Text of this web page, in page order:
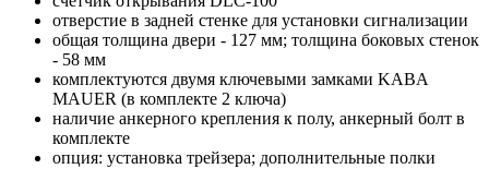
отверстие в задней стенке для установки сигнализации
общая толщина двери - 127 мм; толщина боковых стенок
- 58 мм
комплектуются двумя ключевыми замками KABA
MAUER (в комплекте 2 ключа)
наличие анкерного крепления к полу, анкерный болт в
комплекте
опция: установка трейзера; дополнительные полки